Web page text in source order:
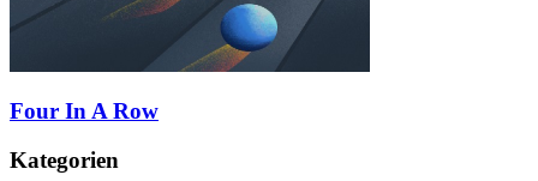
Four In A Row
Kategorien